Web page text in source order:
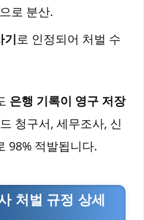
로 분산.
기로 인정되어 처벌 수
은행 기록이 영구 저장
청구서, 세무조사, 신
98% 적발됩니다.
처벌 규정 상세